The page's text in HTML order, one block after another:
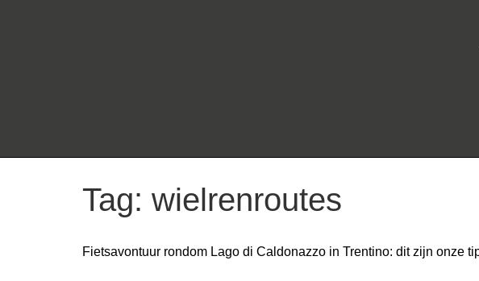
Tag: wielrenroutes
Fietsavontuur rondom Lago di Caldonazzo in Trentino: dit zijn onze